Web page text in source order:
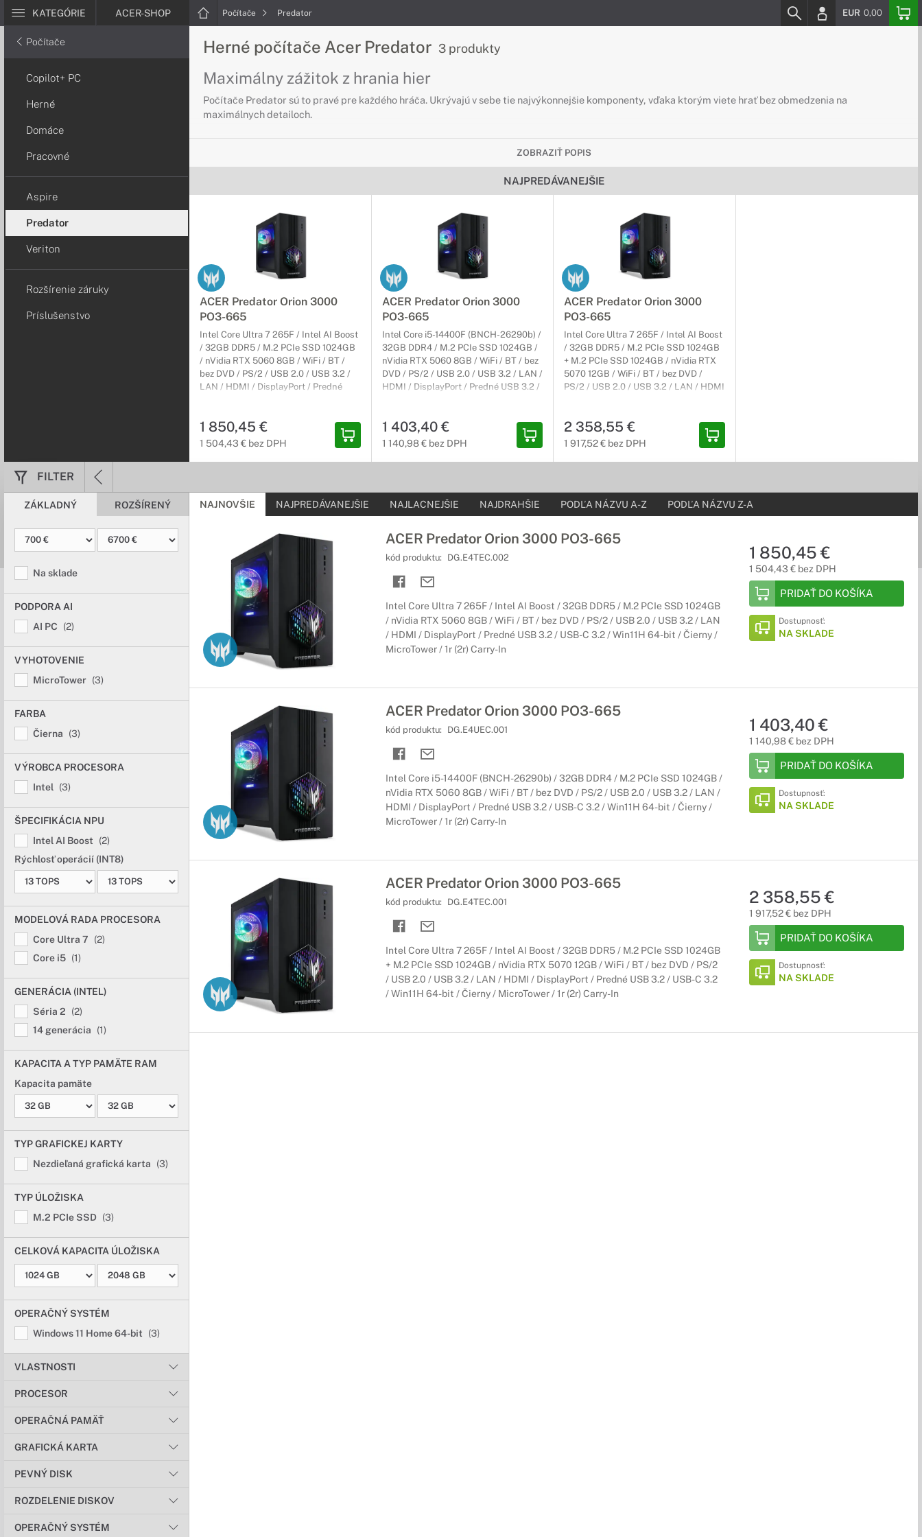
KATEGÓRIE ACER-SHOP Počítače Predator EUR 0,00
Počítače
Copilot+ PC
Herné
Domáce
Pracovné
Aspire
Predator
Veriton
Rozšírenie záruky
Príslušenstvo
Herné počítače Acer Predator 3 produkty
Maximálny zážitok z hrania hier
Počítače Predator sú to pravé pre každého hráča. Ukrývajú v sebe tie najvýkonnejšie komponenty, vďaka ktorým viete hrať bez obmedzenia na
maximálnych detailoch.
ZOBRAZIŤ POPIS
NAJPREDÁVANEJŠIE
ACER Predator Orion 3000
PO3-665
Intel Core Ultra 7 265F / Intel AI Boost
/ 32GB DDR5 / M.2 PCIe SSD 1024GB
/ nVidia RTX 5060 8GB / WiFi / BT /
bez DVD / PS/2 / USB 2.0 / USB 3.2 /
LAN / HDMI / DisplayPort / Predné
1 850,45 €
1 504,43 € bez DPH
ACER Predator Orion 3000
PO3-665
Intel Core i5-14400F (BNCH-26290b) /
32GB DDR4 / M.2 PCIe SSD 1024GB /
nVidia RTX 5060 8GB / WiFi / BT / bez
DVD / PS/2 / USB 2.0 / USB 3.2 / LAN /
HDMI / DisplayPort / Predné USB 3.2 /
1 403,40 €
1 140,98 € bez DPH
ACER Predator Orion 3000
PO3-665
Intel Core Ultra 7 265F / Intel AI Boost
/ 32GB DDR5 / M.2 PCIe SSD 1024GB
+ M.2 PCIe SSD 1024GB / nVidia RTX
5070 12GB / WiFi / BT / bez DVD /
PS/2 / USB 2.0 / USB 3.2 / LAN / HDMI
MicroTower / 1r (2r) Carry-In
2 358,55 €
1 917,52 € bez DPH
FILTER
ZÁKLADNÝ ROZŠÍRENÝ
Na sklade
PODPORA AI
AI PC
(2)
VYHOTOVENIE
MicroTower (3)
FARBA
Čierna
(3)
VÝROBCA PROCESORA
Intel
(3)
ŠPECIFIKÁCIA NPU
Intel AI Boost
(2)
Rýchlosť operácií (INT8)
MODELOVÁ RADA PROCESORA
Core Ultra 7
(2)
Core i5 (1)
GENERÁCIA (INTEL)
Séria 2
(2)
14 generácia
(1)
KAPACITA A TYP PAMÄTE RAM
Kapacita pamäte
TYP GRAFICKEJ KARTY
Nezdieľaná grafická karta
(3)
TYP ÚLOŽISKA
M.2 PCIe SSD (3)
CELKOVÁ KAPACITA ÚLOŽISKA
OPERAČNÝ SYSTÉM
Windows 11 Home 64-bit
(3)
VLASTNOSTI
PROCESOR
OPERAČNÁ PAMÄŤ
GRAFICKÁ KARTA
PEVNÝ DISK
ROZDELENIE DISKOV
OPERAČNÝ SYSTÉM
NAJNOVŠIE NAJPREDÁVANEJŠIE NAJLACNEJŠIE NAJDRAHŠIE PODĽA NÁZVU A-Z PODĽA NÁZVU Z-A
ACER Predator Orion 3000 PO3-665
kód produktu: DG.E4TEC.002
Intel Core Ultra 7 265F / Intel AI Boost / 32GB DDR5 / M.2 PCIe SSD 1024GB
/ nVidia RTX 5060 8GB / WiFi / BT / bez DVD / PS/2 / USB 2.0 / USB 3.2 / LAN
/ HDMI / DisplayPort / Predné USB 3.2 / USB-C 3.2 / Win11H 64-bit / Čierny /
MicroTower / 1r (2r) Carry-In
1 850,45 €
1 504,43 € bez DPH
PRIDAŤ DO KOŠÍKA
Dostupnosť:
NA SKLADE
ACER Predator Orion 3000 PO3-665
kód produktu: DG.E4UEC.001
Intel Core i5-14400F (BNCH-26290b) / 32GB DDR4 / M.2 PCIe SSD 1024GB /
nVidia RTX 5060 8GB / WiFi / BT / bez DVD / PS/2 / USB 2.0 / USB 3.2 / LAN /
HDMI / DisplayPort / Predné USB 3.2 / USB-C 3.2 / Win11H 64-bit / Čierny /
MicroTower / 1r (2r) Carry-In
1 403,40 €
1 140,98 € bez DPH
PRIDAŤ DO KOŠÍKA
Dostupnosť:
NA SKLADE
ACER Predator Orion 3000 PO3-665
kód produktu: DG.E4TEC.001
Intel Core Ultra 7 265F / Intel AI Boost / 32GB DDR5 / M.2 PCIe SSD 1024GB
+ M.2 PCIe SSD 1024GB / nVidia RTX 5070 12GB / WiFi / BT / bez DVD / PS/2
/ USB 2.0 / USB 3.2 / LAN / HDMI / DisplayPort / Predné USB 3.2 / USB-C 3.2
/ Win11H 64-bit / Čierny / MicroTower / 1r (2r) Carry-In
2 358,55 €
1 917,52 € bez DPH
PRIDAŤ DO KOŠÍKA
Dostupnosť:
NA SKLADE